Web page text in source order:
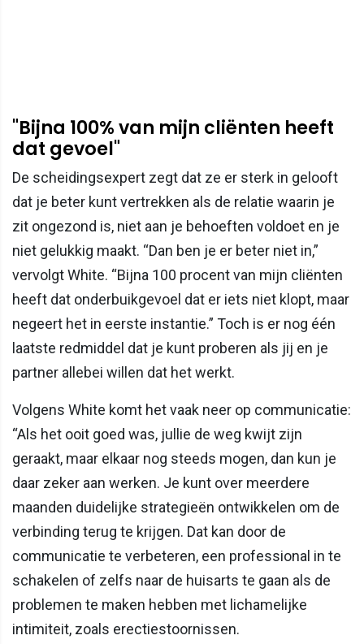
"Bijna 100% van mijn cliënten heeft
dat gevoel"
De scheidingsexpert zegt dat ze er sterk in gelooft
dat je beter kunt vertrekken als de relatie waarin je
zit ongezond is, niet aan je behoeften voldoet en je
niet gelukkig maakt. “Dan ben je er beter niet in,”
vervolgt White. “Bijna 100 procent van mijn cliënten
heeft dat onderbuikgevoel dat er iets niet klopt, maar
negeert het in eerste instantie.” Toch is er nog één
laatste redmiddel dat je kunt proberen als jij en je
partner allebei willen dat het werkt.
Volgens White komt het vaak neer op communicatie:
“Als het ooit goed was, jullie de weg kwijt zijn
geraakt, maar elkaar nog steeds mogen, dan kun je
daar zeker aan werken. Je kunt over meerdere
maanden duidelijke strategieën ontwikkelen om de
verbinding terug te krijgen. Dat kan door de
communicatie te verbeteren, een professional in te
schakelen of zelfs naar de huisarts te gaan als de
problemen te maken hebben met lichamelijke
intimiteit, zoals erectiestoornissen.